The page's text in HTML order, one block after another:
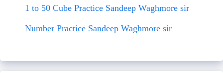
1 to 50 Cube Practice Sandeep Waghmore sir
Number Practice Sandeep Waghmore sir